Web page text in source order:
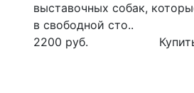
выставочных собак,
в свободной сто..
2200 руб.